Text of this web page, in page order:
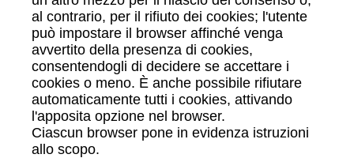
al contrario, per il rifiuto dei cookies; l'utente
può impostare il browser affinché venga
avvertito della presenza di cookies,
consentendogli di decidere se accettare i
cookies o meno. È anche possibile rifiutare
automaticamente tutti i cookies, attivando
l'apposita opzione nel browser.
Ciascun browser pone in evidenza istruzioni
allo scopo.